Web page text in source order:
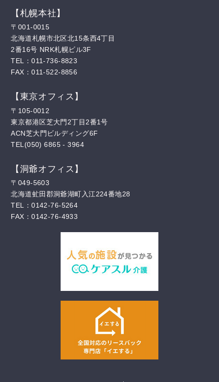
【札幌本社】
〒001-0015
北海道札幌市北区北15条西4丁目
2番16号 NRK札幌ビル3F
TEL：011-736-8823
FAX：011-522-8856
【東京オフィス】
〒105-0012
東京都港区芝大門2丁目2番1号
ACN芝大門ビルディング6F
TEL(050) 6865 - 3964
【洞爺オフィス】
〒049-5603
北海道虻田郡洞爺湖町入江224番地28
TEL：0142-76-5264
FAX：0142-76-4933